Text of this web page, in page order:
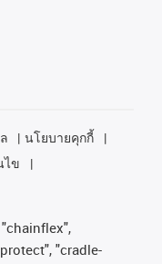
นโยบายคุกกี้
ไข
"cradle-